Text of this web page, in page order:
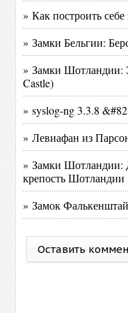
» Как построить себе
» Замки Бельгии:
» Замки Шотландии:
Castle)
» syslog-ng 3.3.8
» Левиафан из
» Замки Шотландии:
крепость Шотландии
» Замок
Оставить